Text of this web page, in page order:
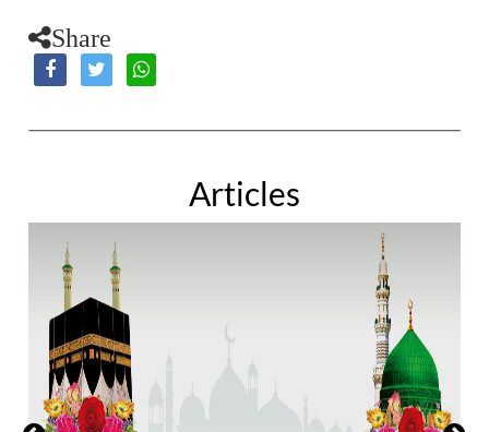
Share
Articles